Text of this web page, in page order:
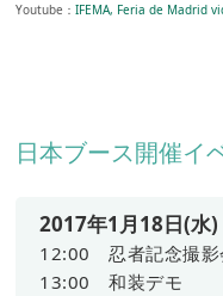
Youtube：IFEMA, Feria de Madrid
日本ブース開催イ
2017年1月18日(水
12:00 忍者記念撮影
13:00 和装デモ